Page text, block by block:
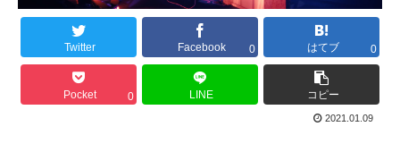
Twitter Facebook 0 はてブ 0
Pocket 0 LINE コピー
2021.01.09